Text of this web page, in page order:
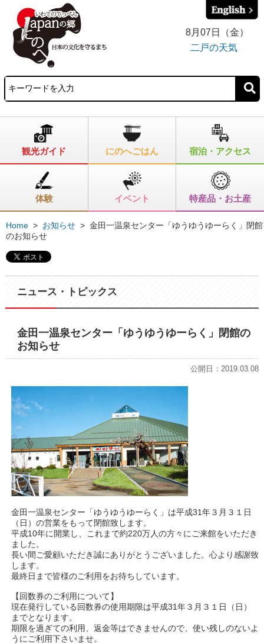
8月07日（金）
二戸の天気
観光ガイド にのへごはん 宿泊・アクセス
体験 イベント 特産品・お土産
Home > お知らせ > 金田一温泉センター「ゆうゆうゆーらく」閉館
のお知らせ
ニュース・トピックス
金田一温泉センター「ゆうゆうゆーらく」閉館の
お知らせ
公開日：2019.03.08
金田一温泉センター「ゆうゆうゆーらく」は平成31年３月３１日
（日）の営業をもって閉館致します。
平成10年に開業し、これまで約220万人の方々にご来館をいただき
ました。
長い間ご愛顧いただき誠にありがとうございました。心より感謝致
します。
最終日まで皆様のご利用をお待ちしています。
【回数券のご利用について】
現在発行している回数券の使用期限は平成31年３月３１日（日）
までとなります。
期限を過ぎての利用、返金等はできませんので、使い残しのないよ
うにご利用下さいませ。